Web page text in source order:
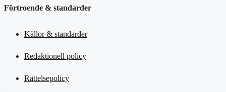
Förtroende & standarder
Källor & standarder
Redaktionell policy
Rättelsepolicy